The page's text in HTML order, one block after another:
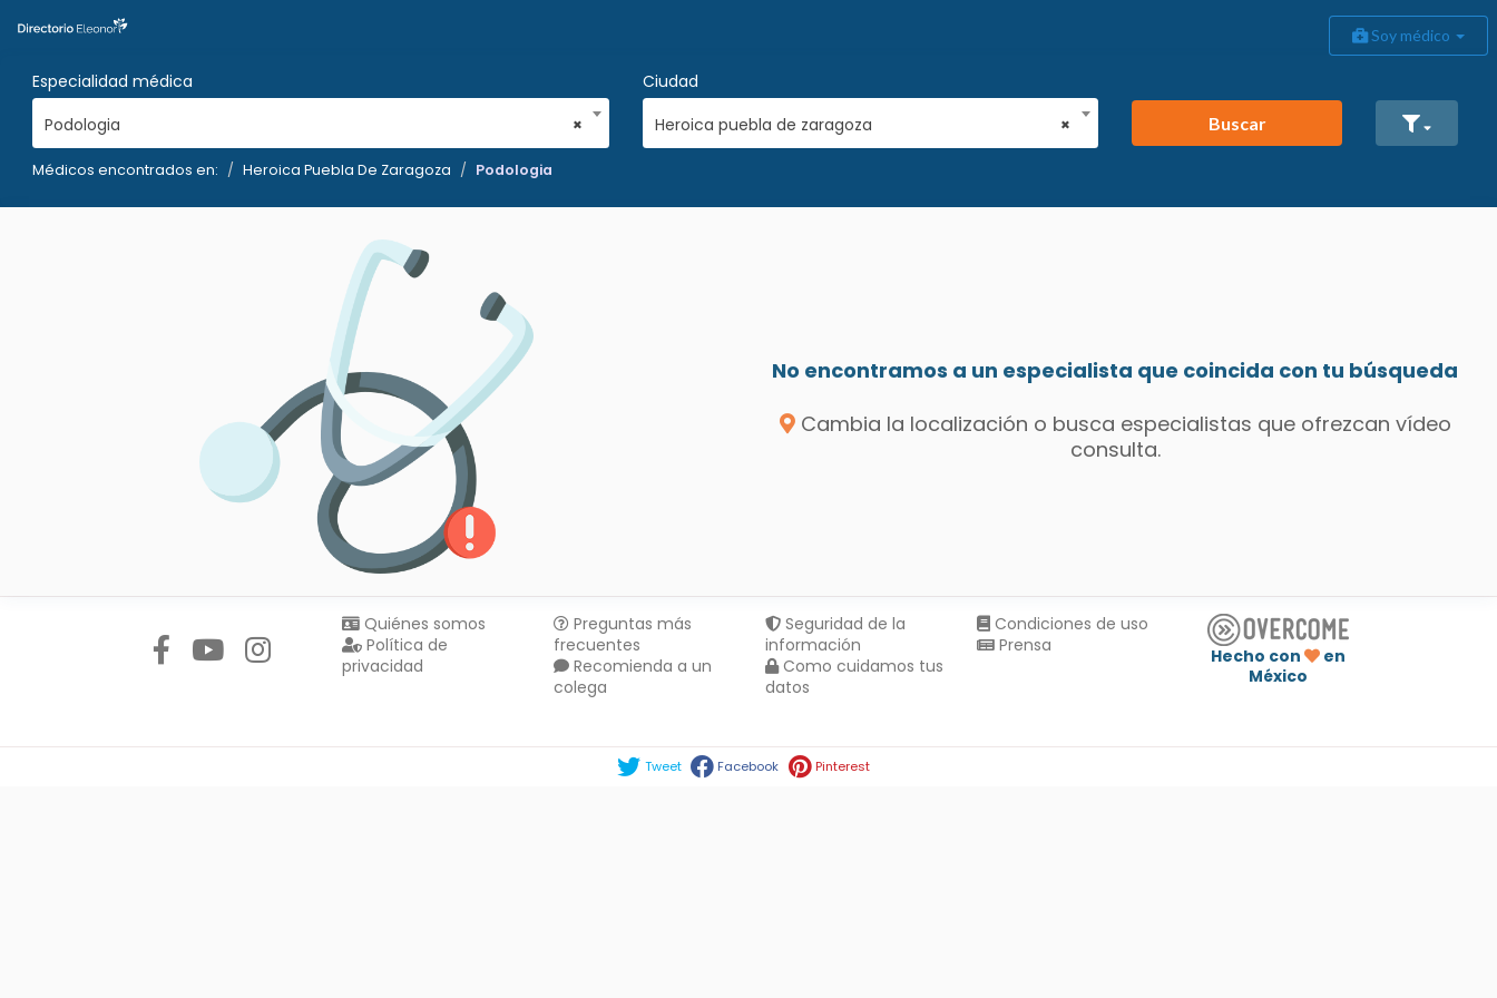
Soy médico
Especialidad médica
×
Podologia
Ciudad
×
Heroica puebla de zaragoza Buscar
Médicos encontrados en: Heroica Puebla De Zaragoza Podologia
No encontramos a un especialista que coincida con tu búsqueda
Cambia la localización o busca especialistas que ofrezcan vídeo
consulta.
Quiénes somos
Política de
privacidad
Preguntas más
frecuentes
Recomienda a un
colega
Seguridad de la
información
Como cuidamos tus
datos
Condiciones de uso
Prensa
Hecho con
en
México
Tweet Facebook Pinterest